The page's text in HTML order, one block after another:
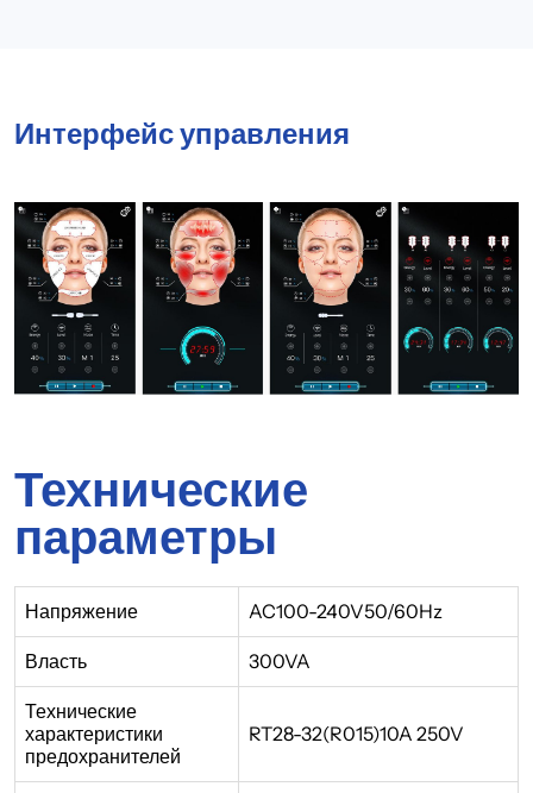
Интерфейс управления
Технические
параметры
Напряжение
AC100-240V50/60Hz
Власть
300VA
Технические
характеристики
предохранителей
RT28-32(R015)10A 250V